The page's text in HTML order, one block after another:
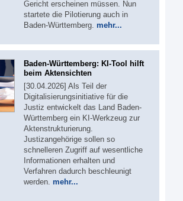
Gericht erscheinen müssen. Nun
startete die Pilotierung auch in
Baden-Württemberg. mehr...
Baden-Württemberg: KI-Tool hilft
beim Aktensichten
[30.04.2026] Als Teil der
Digitalisierungsinitiative für die
Justiz entwickelt das Land Baden-
Württemberg ein KI-Werkzeug zur
Aktenstrukturierung.
Justizangehörige sollen so
schnelleren Zugriff auf wesentliche
Informationen erhalten und
Verfahren dadurch beschleunigt
werden. mehr...